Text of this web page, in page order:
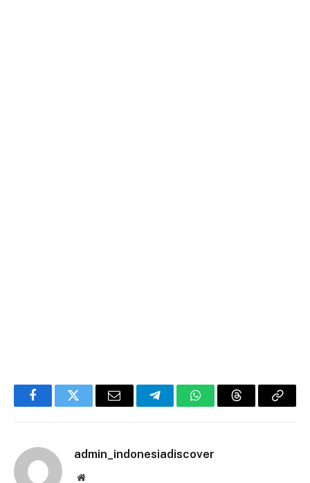
FacebookTwitter Email TelegramWhatsAppThreadsCopy
admin_indonesiadiscover
Website